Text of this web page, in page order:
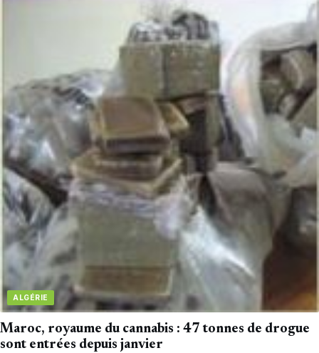
ALGÉRIE
Maroc, royaume du cannabis : 47 tonnes de drogue
sont entrées depuis janvier